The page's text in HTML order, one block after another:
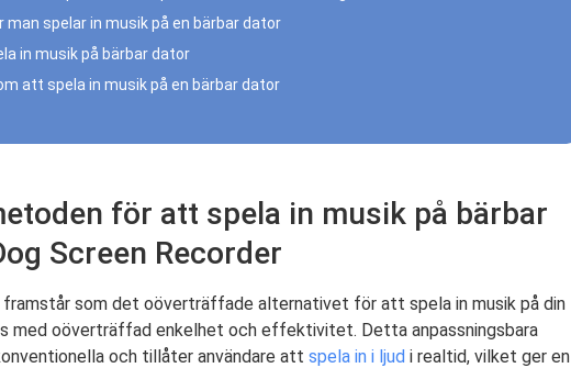
man spelar in musik på en bärbar dator
in musik på bärbar dator
att spela in musik på en bärbar dator
för att spela in musik på bärbar
Screen Recorder
framstår som det oöverträffade alternativet för att spela in musik på din
med oöverträffad enkelhet och effektivitet. Detta anpassningsbara
och tillåter användare att spela in i ljud i realtid, vilket ger en